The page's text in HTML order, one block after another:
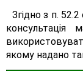
Згідно з п.
консультація
якому надано